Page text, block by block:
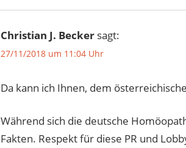
Christian J. Becker sagt:
27/11/2018 um 11:04 Uhr
Da kann ich Ihnen, dem
Während sich die deutsche
Fakten. Respekt für diese PR und